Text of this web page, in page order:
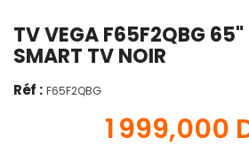
TV VEGA F65F2QBG 65"
SMART TV NOIR
Réf : F65F2QBG
1 999,000